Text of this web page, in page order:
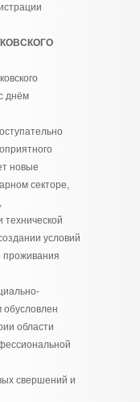
днём
новые
секторе,
условий
проживания
обусловлен
области
свершений и